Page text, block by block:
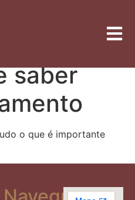
especial
que é
saber
o que é importante